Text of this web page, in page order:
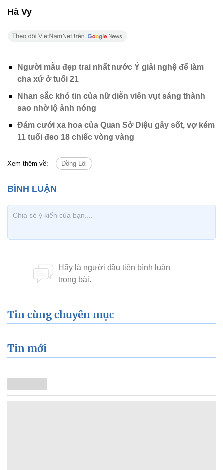
Hà Vy
Người mẫu đẹp trai nhất nước Ý giải nghệ để làm
cha xứ ở tuổi 21
Nhan sắc khó tin của nữ diễn viên vụt sáng thành
sao nhờ lộ ảnh nóng
Đám cưới xa hoa của Quan Sở Diệu gây sốt, vợ kém
11 tuổi đeo 18 chiếc vòng vàng
Xem thêm về: Đồng Lôi
Tin cùng chuyên mục
Tin mới